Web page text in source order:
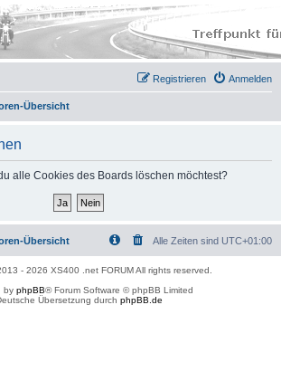
Anmelden
Registrieren
Übersicht
alle Cookies des Boards löschen möchtest?
Übersicht Alle Zeiten sind UTC+01:00
- 2026 XS400 .net FORUM All rights reserved.
by phpBB® Forum Software © phpBB Limited
Übersetzung durch phpBB.de